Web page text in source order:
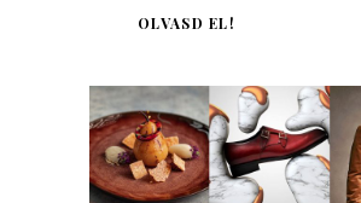
OLVASD EL!